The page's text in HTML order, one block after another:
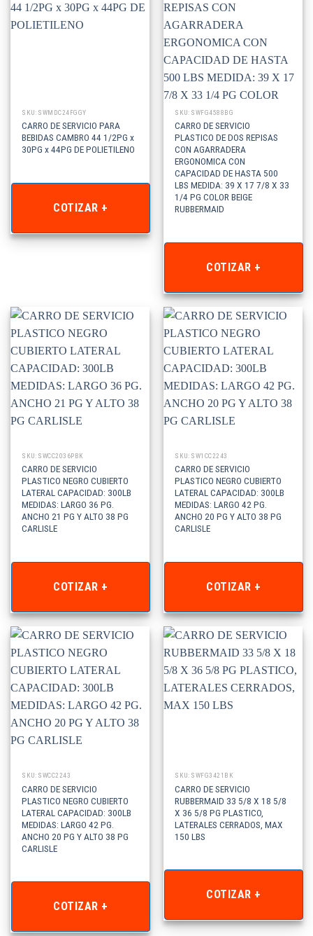
SKU: SWMDC24FGGY
CARRO DE SERVICIO PARA
BEBIDAS CAMBRO 44 1/2PG x
30PG x 44PG DE POLIETILENO
COTIZAR +
SKU: SWFG4588BG
CARRO DE SERVICIO
PLASTICO DE DOS REPISAS
CON AGARRADERA
ERGONOMICA CON
CAPACIDAD DE HASTA 500
LBS MEDIDA: 39 X 17 7/8 X 33
1/4 PG COLOR BEIGE
RUBBERMAID
COTIZAR +
SKU: SWCC2036PBK
CARRO DE SERVICIO
PLASTICO NEGRO CUBIERTO
LATERAL CAPACIDAD: 300LB
MEDIDAS: LARGO 36 PG.
ANCHO 21 PG Y ALTO 38 PG
CARLISLE
COTIZAR +
SKU: SW1CC2243
CARRO DE SERVICIO
PLASTICO NEGRO CUBIERTO
LATERAL CAPACIDAD: 300LB
MEDIDAS: LARGO 42 PG.
ANCHO 20 PG Y ALTO 38 PG
CARLISLE
COTIZAR +
SKU: SWCC2243
CARRO DE SERVICIO
PLASTICO NEGRO CUBIERTO
LATERAL CAPACIDAD: 300LB
MEDIDAS: LARGO 42 PG.
ANCHO 20 PG Y ALTO 38 PG
CARLISLE
COTIZAR +
SKU: SWFG3421BK
CARRO DE SERVICIO
RUBBERMAID 33 5/8 X 18 5/8
X 36 5/8 PG PLASTICO,
LATERALES CERRADOS, MAX
150 LBS
COTIZAR +